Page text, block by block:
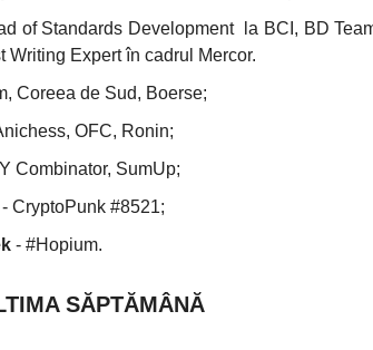
of Standards Development la BCI, BD
Writing Expert în cadrul Mercor.
Coreea de Sud, Boerse;
OFC, Ronin;
Combinator, SumUp;
- CryptoPunk #8521;
- #Hopium.
SĂPTĂMÂNĂ